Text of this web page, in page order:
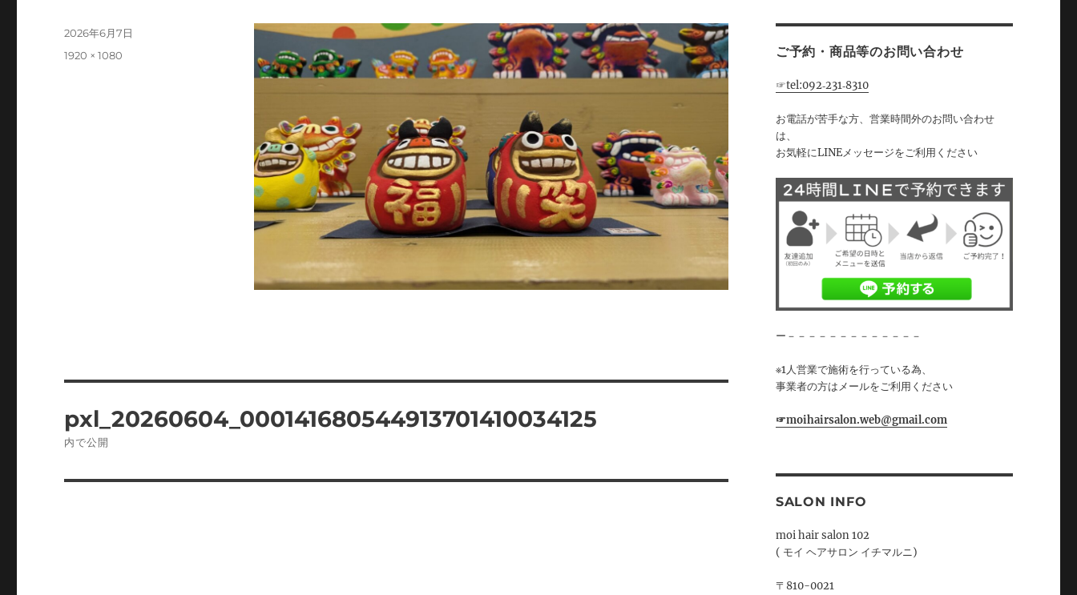
投
2026年6月7日
フ
1920 × 1080
稿
pxl_20260604_000141680544913701410034125
内で公開
ご予約・商品等のお問い合わせ
☞tel:092‐231‐8310
お電話が苦手な方、営業時間外のお問い合わせ
は、
お気軽にLINEメッセージをご利用ください
ー－－－－－－－－－－－－－
※1人営業で施術を行っている為、
事業者の方はメールをご利用ください
☞moihairsalon.web@gmail.com
SALON INFO
moi hair salon 102
( モイ ヘアサロン イチマルニ)
〒810-0021